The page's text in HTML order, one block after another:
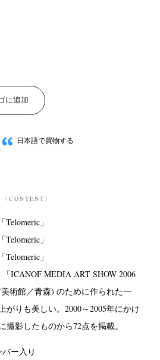
に追加
日本語で買物する
〈CONTENT〉
ICANOF MEDIA ART SHOW 2006
術館／青森) のために作られた一
がりも美しい。2000～2005年にかけ
影したものから72点を掲載。
ー入り